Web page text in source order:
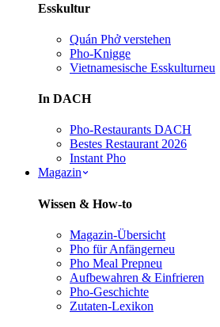
Esskultur
Quán Phở verstehen
Pho-Knigge
Vietnamesische Esskulturneu
In DACH
Pho-Restaurants DACH
Bestes Restaurant 2026
Instant Pho
Magazin
Wissen & How-to
Magazin-Übersicht
Pho für Anfängerneu
Pho Meal Prepneu
Aufbewahren & Einfrieren
Pho-Geschichte
Zutaten-Lexikon